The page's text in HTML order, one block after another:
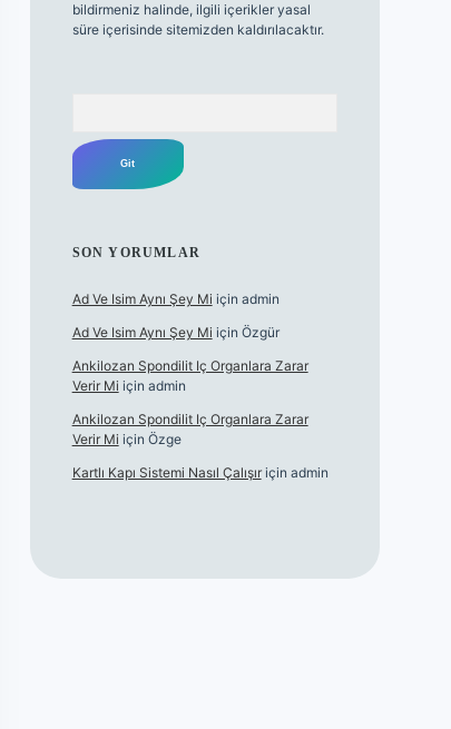
bildirmeniz halinde, ilgili içerikler yasal
süre içerisinde sitemizden kaldırılacaktır.
SON YORUMLAR
Ad Ve Isim Aynı Şey Mi için admin
Ad Ve Isim Aynı Şey Mi için Özgür
Ankilozan Spondilit Iç Organlara Zarar
Verir Mi için admin
Ankilozan Spondilit Iç Organlara Zarar
Verir Mi için Özge
Kartlı Kapı Sistemi Nasıl Çalışıriçin admin